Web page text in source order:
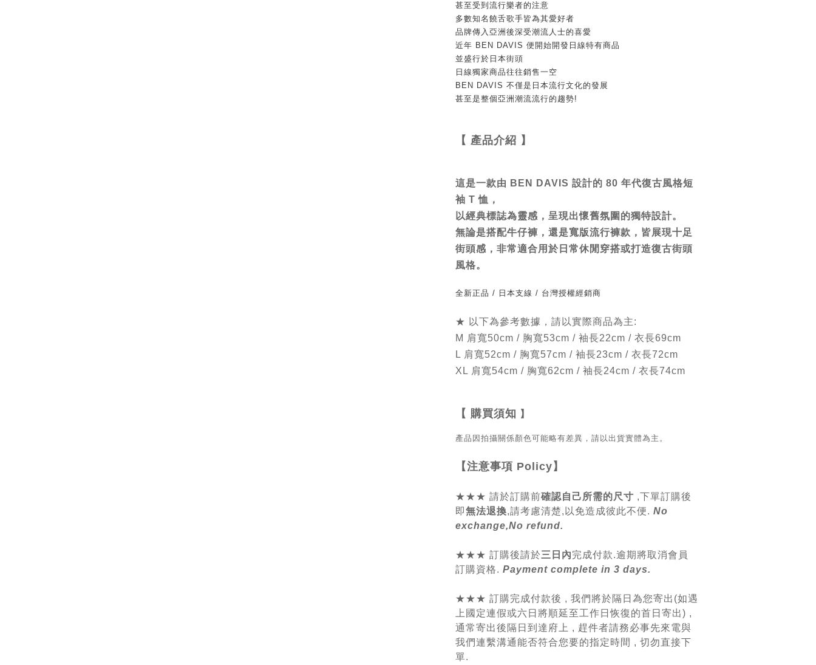
甚至受到流行樂者的注意
多數知名饒舌歌手皆為其愛好者
品牌傳入亞洲後深受潮流人士的喜愛
近年 BEN DAVIS 便開始開發日線特有商品
並盛行於日本街頭
日線獨家商品往往銷售一空
BEN DAVIS 不僅是日本流行文化的發展
甚至是整個亞洲潮流流行的趨勢!
【 產品介紹 】
這是一款由 BEN DAVIS 設計的 80 年代復古風格短
袖 T 恤，
以經典標誌為靈感，呈現出懷舊氛圍的獨特設計。
無論是搭配牛仔褲，還是寬版流行褲款，皆展現十足
街頭感，非常適合用於日常休閒穿搭或打造復古街頭
風格。
全新正品 / 日本支線 / 台灣授權經銷商
★ 以下為參考數據，請以實際商品為主:
M 肩寬50cm / 胸寬53cm / 袖長22cm / 衣長69cm
L 肩寬52cm / 胸寬57cm / 袖長23cm / 衣長72cm
XL 肩寬54cm / 胸寬62cm / 袖長24cm / 衣長74cm
【 購買須知 】
產品因拍攝關係顏色可能略有差異，請以出貨實體為主。
【注意事項 Policy 】
★★★ 請於訂購前確認自己所需的尺寸 ,下單訂購後
即無法退換,請考慮清楚,以免造成彼此不便. No
exchange,No refund.
★★★ 訂購後請於三日內完成付款.逾期將取消會員
訂購資格. Payment complete in 3 days.
★★★ 訂購完成付款後 , 我們將於隔日為您寄出(如遇
上國定連假或六日將順延至工作日恢復的首日寄出) ,
通常寄出後隔日到達府上 , 趕件者請務必事先來電與
我們連繫溝通能否符合您要的指定時間 , 切勿直接下
單.